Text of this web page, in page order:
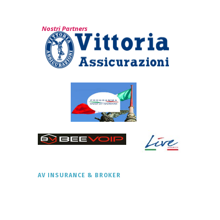
Nostri Partners
AV INSURANCE & BROKER